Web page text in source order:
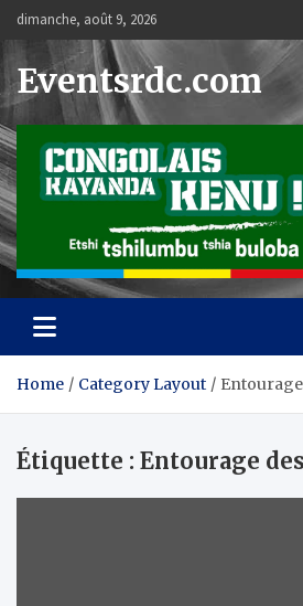
Skip
content
dimanche, août 9, 2026
Eventsrdc.com
Home Category Layout
Étiquette : Entourage